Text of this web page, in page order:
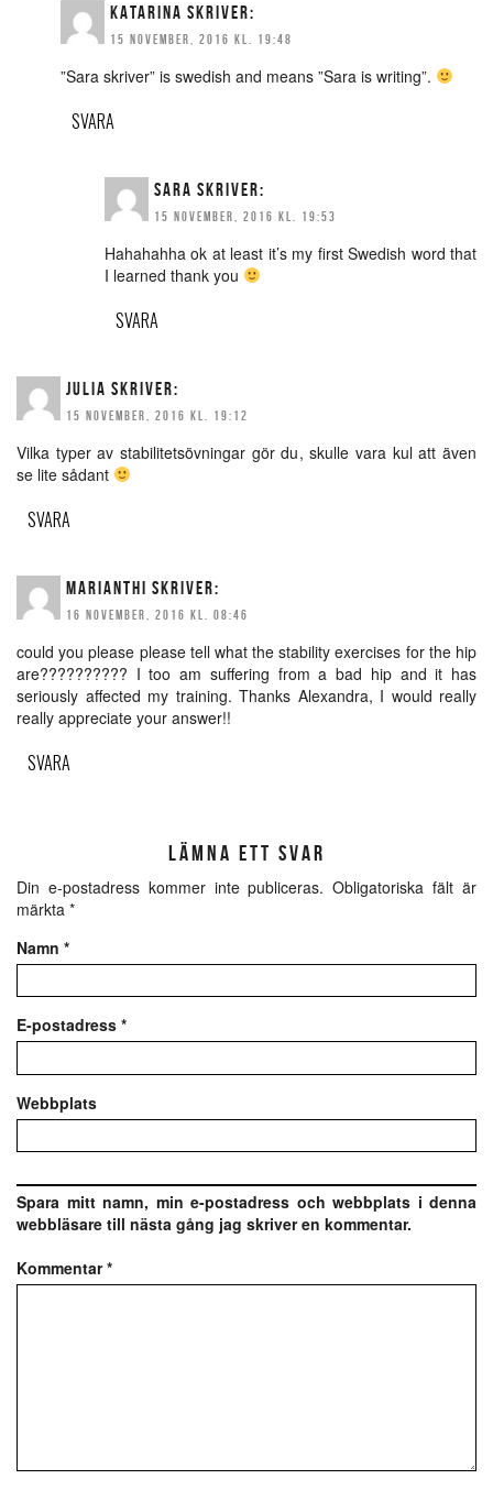
KATARINA SKRIVER:
15 NOVEMBER, 2016 KL. 19:48
”Sara skriver” is swedish and means ”Sara is writing”.
SVARA
SARA SKRIVER:
15 NOVEMBER, 2016 KL. 19:53
Hahahahha ok at least it’s my first Swedish word that
I learned thank you
SVARA
JULIA SKRIVER:
15 NOVEMBER, 2016 KL. 19:12
Vilka typer av stabilitetsövningar gör du, skulle vara kul att även
se lite sådant
SVARA
MARIANTHI SKRIVER:
16 NOVEMBER, 2016 KL. 08:46
could you please please tell what the stability exercises for the hip
are?????????? I too am suffering from a bad hip and it has
seriously affected my training. Thanks Alexandra, I would really
really appreciate your answer!!
SVARA
LÄMNA ETT SVAR
Din e-postadress kommer inte publiceras. Obligatoriska fält är
märkta *
Namn *
E-postadress *
Webbplats
Spara mitt namn, min e-postadress och webbplats i denna
webbläsare till nästa gång jag skriver en kommentar.
Kommentar*